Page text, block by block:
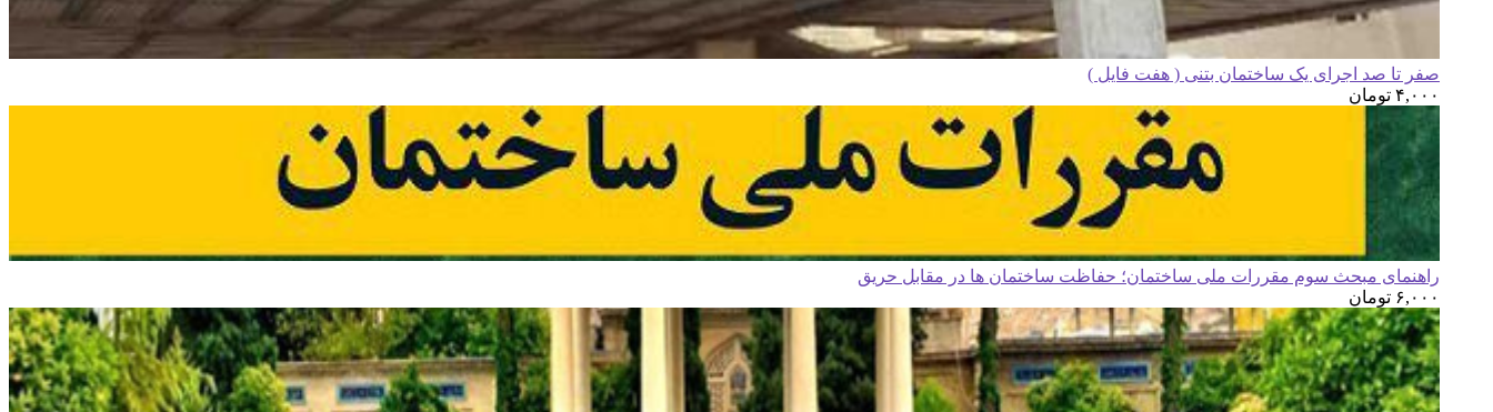
صفر تا صد اجرای یک ساختمان بتنی ( هفت فایل )
۴,۰۰۰ تومان
راهنمای مبحث سوم مقررات ملی ساختمان؛ حفاظت ساختمان ها در مقابل حریق
۶,۰۰۰ تومان